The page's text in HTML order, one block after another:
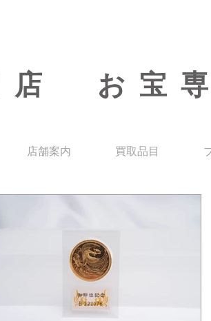
店 お宝
店舗案内 買取品目